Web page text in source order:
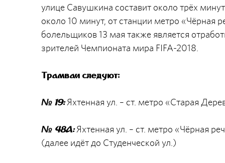
улице Савушкина составит около трёх
около 10 минут, от станции метро «Чёрная
болельщиков 13 мая также является
зрителей Чемпионата мира FIFA-2018.
Трамваи следуют:
№ 19:Яхтенная ул. – ст. метро «Старая
№ 48А:Яхтенная ул. – ст. метро «Чёрная
(далее идёт до Студенческой ул.)